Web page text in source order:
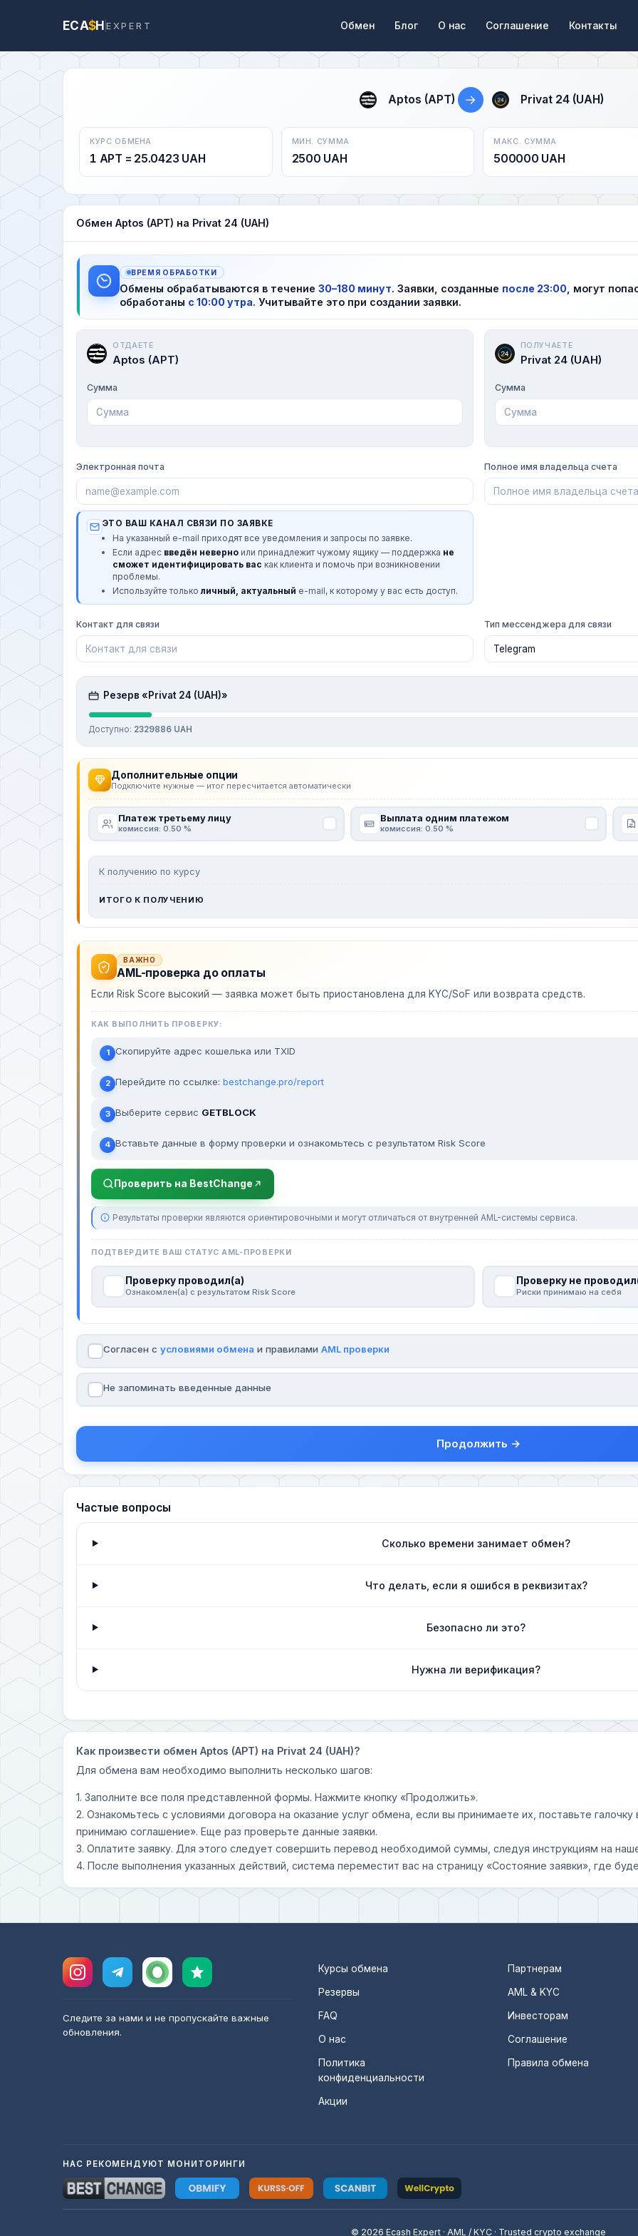
ECA$HEXPERT Обмен Блог О нас Соглашение Контакты
Aptos (APT) → Privat 24 (UAH)
КУРС ОБМЕНА
1 APT = 25.0423 UAH
МИН. СУММА
2500 UAH
МАКС. СУММА
500000 UAH
Обмен Aptos (APT) на Privat 24 (UAH)
ВРЕМЯ ОБРАБОТКИ
Обмены обрабатываются в течение 30–180 минут. Заявки, созданные после 23:00 , могут
обработаны с 10:00 утра. Учитывайте это при создании заявки.
ОТДАЕТЕ
Aptos (APT)
Сумма
ПОЛУЧАЕТЕ
Privat 24 (UAH)
Сумма
Электронная почта
ЭТО ВАШ КАНАЛ СВЯЗИ ПО ЗАЯВКЕ
На указанный e-mail приходят все уведомления и запросы по заявке.
Если адрес введён неверно или принадлежит чужому ящику — поддержка не
сможет идентифицировать вас как клиента и помочь при возникновении
проблемы.
Используйте только личный, актуальный e-mail, к которому у вас есть доступ.
Полное имя владельца счета
Контакт для связи Тип мессенджера для связи
Резерв «Privat 24 (UAH)»
Доступно: 2329886 UAH
Дополнительные опции
Подключите нужные — итог пересчитается автоматически
Платеж третьему лицу
комиссия: 0.50 %
Выплата одним платежом
комиссия: 0.50 %
К получению по курсу
ИТОГО К ПОЛУЧЕНИЮ
ВАЖНО
AML-проверка до оплаты
Если Risk Score высокий — заявка может быть приостановлена для KYC/SoF или возврата средств.
КАК ВЫПОЛНИТЬ ПРОВЕРКУ:
1 Скопируйте адрес кошелька или TXID
2 Перейдите по ссылке: bestchange.pro/report
3 Выберите сервис GETBLOCK
4 Вставьте данные в форму проверки и ознакомьтесь с результатом Risk Score
Проверить на BestChange
Результаты проверки являются ориентировочными и могут отличаться от внутренней AML-системы сервиса.
ПОДТВЕРДИТЕ ВАШ СТАТУС AML-ПРОВЕРКИ
Проверку проводил(а)
Ознакомлен(а) с результатом Risk Score
Проверку не
Риски принимаю на себя
Согласен с условиями обмена и правилами AML проверки
Не запоминать введенные данные
Продолжить →
Частые вопросы
Сколько времени занимает обмен?
Что делать, если я ошибся в реквизитах?
Безопасно ли это?
Нужна ли верификация?
Как произвести обмен Aptos (APT) на Privat 24 (UAH)?
Для обмена вам необходимо выполнить несколько шагов:
1. Заполните все поля представленной формы. Нажмите кнопку «Продолжить».
2. Ознакомьтесь с условиями договора на оказание услуг обмена, если вы принимаете их, поставьте
принимаю соглашение». Еще раз проверьте данные заявки.
3. Оплатите заявку. Для этого следует совершить перевод необходимой суммы, следуя инструкциям на
4. После выполнения указанных действий, система переместит вас на страницу «Состояние заявки», где
Следите за нами и не пропускайте важные
обновления.
Курсы обмена
Резервы
FAQ
О нас
Политика
конфиденциальности
Акции
Партнерам
AML & KYC
Инвесторам
Соглашение
Правила обмена
НАС РЕКОМЕНДУЮТ МОНИТОРИНГИ
© 2026 Ecash Expert · AML / KYC · Trusted crypto exchange